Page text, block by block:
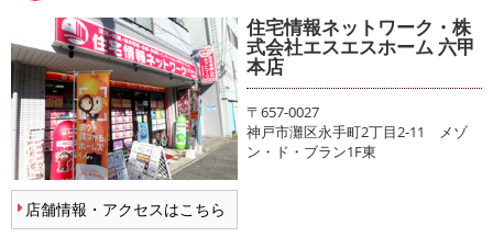
店舗情報・アクセスはこちら
住宅情報ネットワーク・株
式会社エスエスホーム 六甲
本店
〒657-0027
神戸市灘区永手町2丁目2-11 メゾ
ン・ド・ブラン1F東